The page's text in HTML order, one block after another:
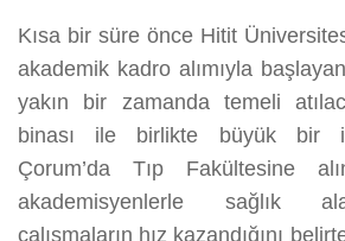
Kısa bir süre önce Hitit
akademik kadro alımıyla
yakın bir zamanda temeli
binası ile birlikte büyük bir
Çorum’da Tıp Fakültesine
akademisyenlerle sağlık
çalışmaların hız kazandığını